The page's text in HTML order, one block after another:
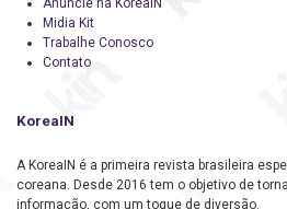
Anuncie na KoreaIN
Midia Kit
Trabalhe Conosco
Contato
KoreaIN
A KoreaIN é a primeira revista brasileira
coreana. Desde 2016 tem o objetivo de
informação, com um toque de diversão.